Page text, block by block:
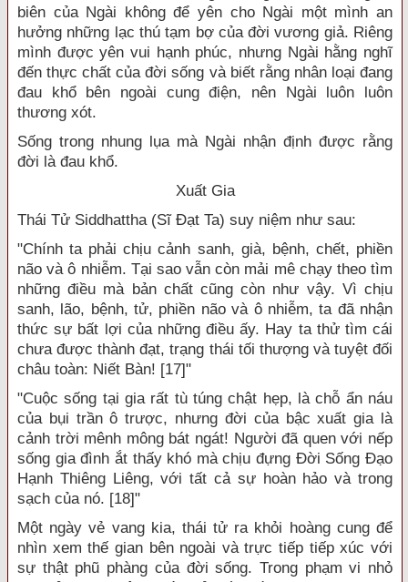
biên của Ngài không để yên cho Ngài một mình an
hưởng những lạc thú tạm bợ của đời vương giả. Riêng
mình được yên vui hạnh phúc, nhưng Ngài hằng nghĩ
đến thực chất của đời sống và biết rằng nhân loại đang
đau khổ bên ngoài cung điện, nên Ngài luôn luôn
thương xót.
Sống trong nhung lụa mà Ngài nhận định được rằng
đời là đau khổ.
Xuất Gia
Thái Tử Siddhattha (Sĩ Đạt Ta) suy niệm như sau:
"Chính ta phải chịu cảnh sanh, già, bệnh, chết, phiền
não và ô nhiễm. Tại sao vẫn còn mải mê chạy theo tìm
những điều mà bản chất cũng còn như vậy. Vì chịu
sanh, lão, bệnh, tử, phiền não và ô nhiễm, ta đã nhận
thức sự bất lợi của những điều ấy. Hay ta thử tìm cái
chưa được thành đạt, trạng thái tối thượng và tuyệt đối
châu toàn: Niết Bàn! [17]"
"Cuộc sống tại gia rất tù túng chật hẹp, là chỗ ẩn náu
của bụi trần ô trược, nhưng đời của bậc xuất gia là
cảnh trời mênh mông bát ngát! Người đã quen với nếp
sống gia đình ắt thấy khó mà chịu đựng Đời Sống Đạo
Hạnh Thiêng Liêng, với tất cả sự hoàn hảo và trong
sạch của nó. [18]"
Một ngày vẻ vang kia, thái tử ra khỏi hoàng cung để
nhìn xem thế gian bên ngoài và trực tiếp tiếp xúc với
sự thật phũ phàng của đời sống. Trong phạm vi nhỏ